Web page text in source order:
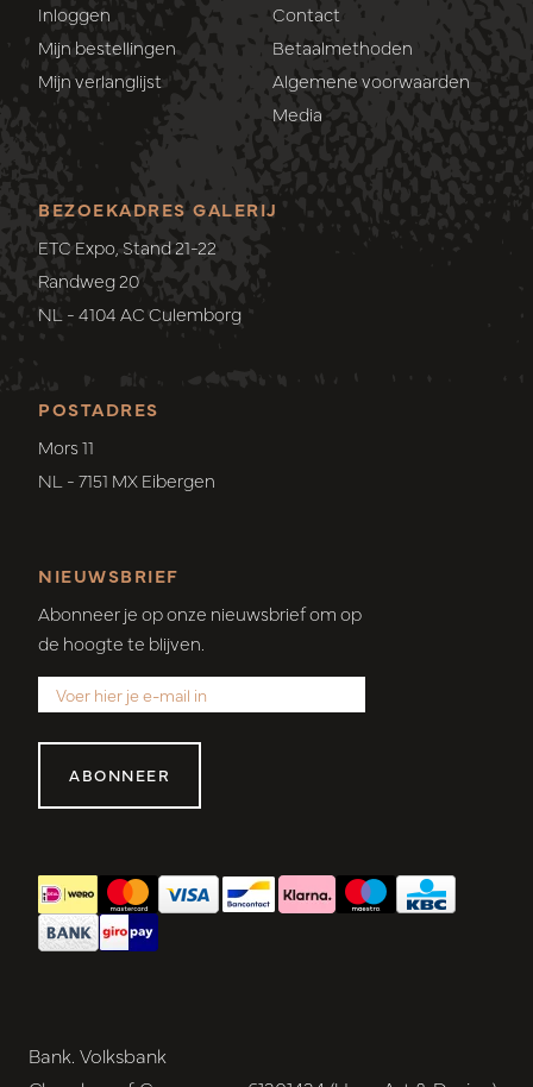
Inloggen
Mijn bestellingen
Mijn verlanglijst
Contact
Betaalmethoden
Algemene voorwaarden
Media
POSTADRES
Mors 11
NL - 7151 MX Eibergen
BEZOEKADRES GALERIJ
ETC Expo, Stand 21-22
Randweg 20
NL - 4104 AC Culemborg
NIEUWSBRIEF
Abonneer je op onze nieuwsbrief om op
de hoogte te blijven.
ABONNEER
Bank. Volksbank